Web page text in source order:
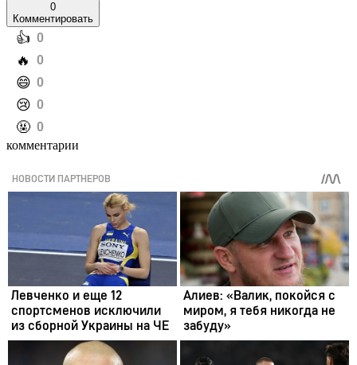
0
Комментировать
️👍 0
️🔥 0
️😄 0
️😢 0
️🤬 0
комментарии